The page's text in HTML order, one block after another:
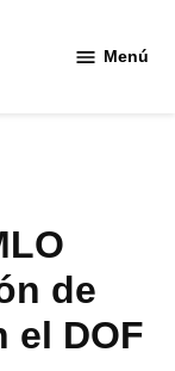
Menú
de
el DOF